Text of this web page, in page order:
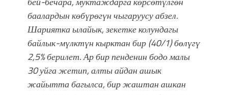
баалардын көбүрөгүн чыгаруусу абзел.
Шариятка ылайык, зекетке колундагы
байлык-мүлктүн кырктан бир (40/1) бөлүгү
2,5% берилет.Ар бир пенденин бодо малы
30 уйга жетип, алты айдан ашык
жайытта багылса, бир жаштан ашкан